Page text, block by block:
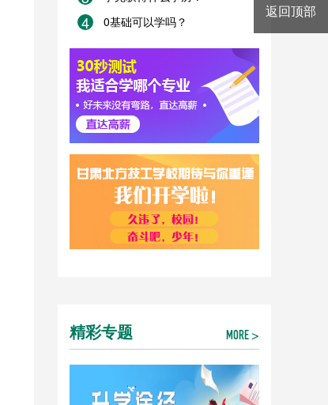
4 0基础可以学吗？
精彩专题 MORE >
返回顶部